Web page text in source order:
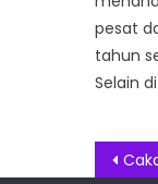
pesat
tahun
Selain
Cakap dan PT